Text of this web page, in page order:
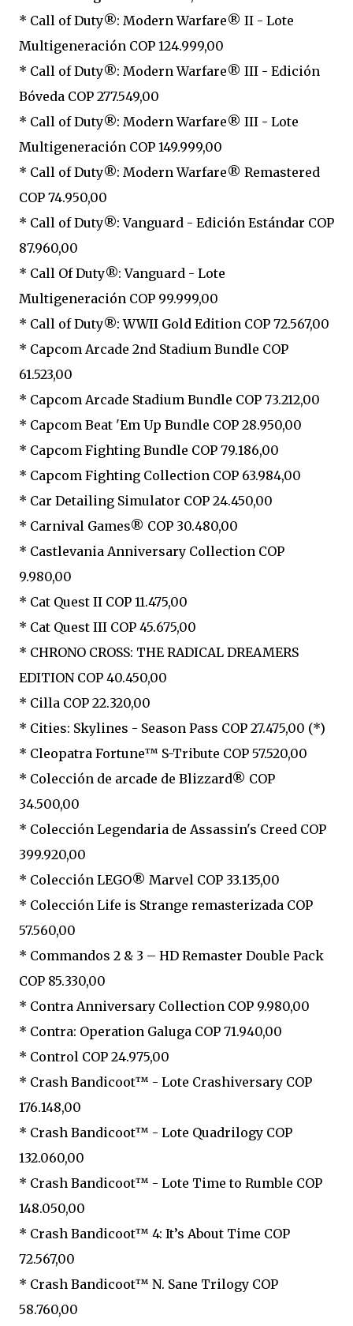
* Call of Duty®: Modern Warfare® II - Lote
Multigeneración COP 124.999,00
* Call of Duty®: Modern Warfare® III - Edición
Bóveda COP 277.549,00
* Call of Duty®: Modern Warfare® III - Lote
Multigeneración COP 149.999,00
* Call of Duty®: Modern Warfare® Remastered
COP 74.950,00
* Call of Duty®: Vanguard - Edición Estándar COP
87.960,00
* Call Of Duty®: Vanguard - Lote
Multigeneración COP 99.999,00
* Call of Duty®: WWII Gold Edition COP 72.567,00
* Capcom Arcade 2nd Stadium Bundle COP
61.523,00
* Capcom Arcade Stadium Bundle COP 73.212,00
* Capcom Beat 'Em Up Bundle COP 28.950,00
* Capcom Fighting Bundle COP 79.186,00
* Capcom Fighting Collection COP 63.984,00
* Car Detailing Simulator COP 24.450,00
* Carnival Games® COP 30.480,00
* Castlevania Anniversary Collection COP
9.980,00
* Cat Quest II COP 11.475,00
* Cat Quest III COP 45.675,00
* CHRONO CROSS: THE RADICAL DREAMERS
EDITION COP 40.450,00
* Cilla COP 22.320,00
* Cities: Skylines - Season Pass COP 27.475,00 (*)
* Cleopatra Fortune™ S-Tribute COP 57.520,00
* Colección de arcade de Blizzard® COP
34.500,00
* Colección Legendaria de Assassin's Creed COP
399.920,00
* Colección LEGO® Marvel COP 33.135,00
* Colección Life is Strange remasterizada COP
57.560,00
* Commandos 2 & 3 – HD Remaster Double Pack
COP 85.330,00
* Contra Anniversary Collection COP 9.980,00
* Contra: Operation Galuga COP 71.940,00
* Control COP 24.975,00
* Crash Bandicoot™ - Lote Crashiversary COP
176.148,00
* Crash Bandicoot™ - Lote Quadrilogy COP
132.060,00
* Crash Bandicoot™ - Lote Time to Rumble COP
148.050,00
* Crash Bandicoot™ 4: It’s About Time COP
72.567,00
* Crash Bandicoot™ N. Sane Trilogy COP
58.760,00